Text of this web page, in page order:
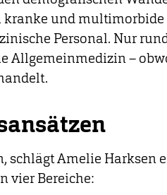
kranke und multimorbide
Personal. Nur
Allgemeinmedizin –
schlägt Amelie Harksen
vier Bereiche: